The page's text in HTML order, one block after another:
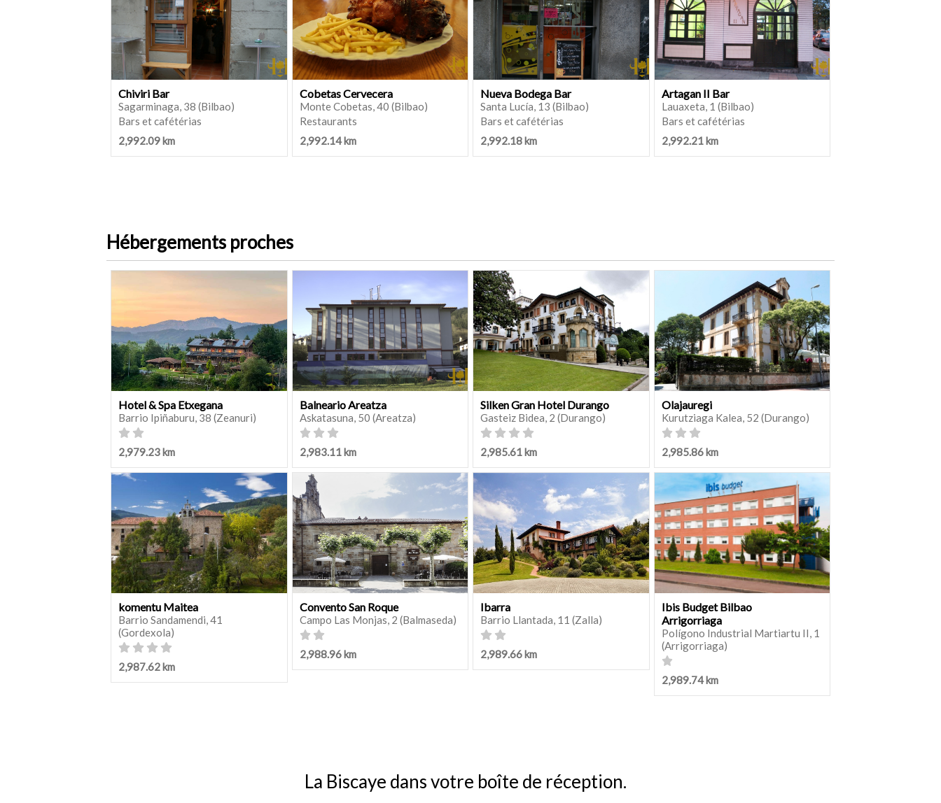
Chiviri Bar
Sagarminaga, 38 (Bilbao)
Bars et cafétérias
2,992.09 km
Cobetas Cervecera
Monte Cobetas, 40 (Bilbao)
Restaurants
2,992.14 km
Nueva Bodega Bar
Santa Lucía, 13 (Bilbao)
Bars et cafétérias
2,992.18 km
Artagan II Bar
Lauaxeta, 1 (Bilbao)
Bars et cafétérias
2,992.21 km
Hébergements proches
Hotel & Spa Etxegana
Barrio Ipiñaburu, 38 (Zeanuri)
2,979.23 km
Balneario Areatza
Askatasuna, 50 (Areatza)
2,983.11 km
Silken Gran Hotel Durango
Gasteiz Bidea, 2 (Durango)
2,985.61 km
Olajauregi
Kurutziaga Kalea, 52 (Durango)
2,985.86 km
komentu Maitea
Barrio Sandamendi, 41
(Gordexola)
2,987.62 km
Convento San Roque
Campo Las Monjas, 2 (Balmaseda)
2,988.96 km
Ibarra
Barrio Llantada, 11 (Zalla)
2,989.66 km
Ibis Budget Bilbao
Arrigorriaga
Polígono Industrial Martiartu II, 1
(Arrigorriaga)
2,989.74 km
La Biscaye dans votre boîte de réception.